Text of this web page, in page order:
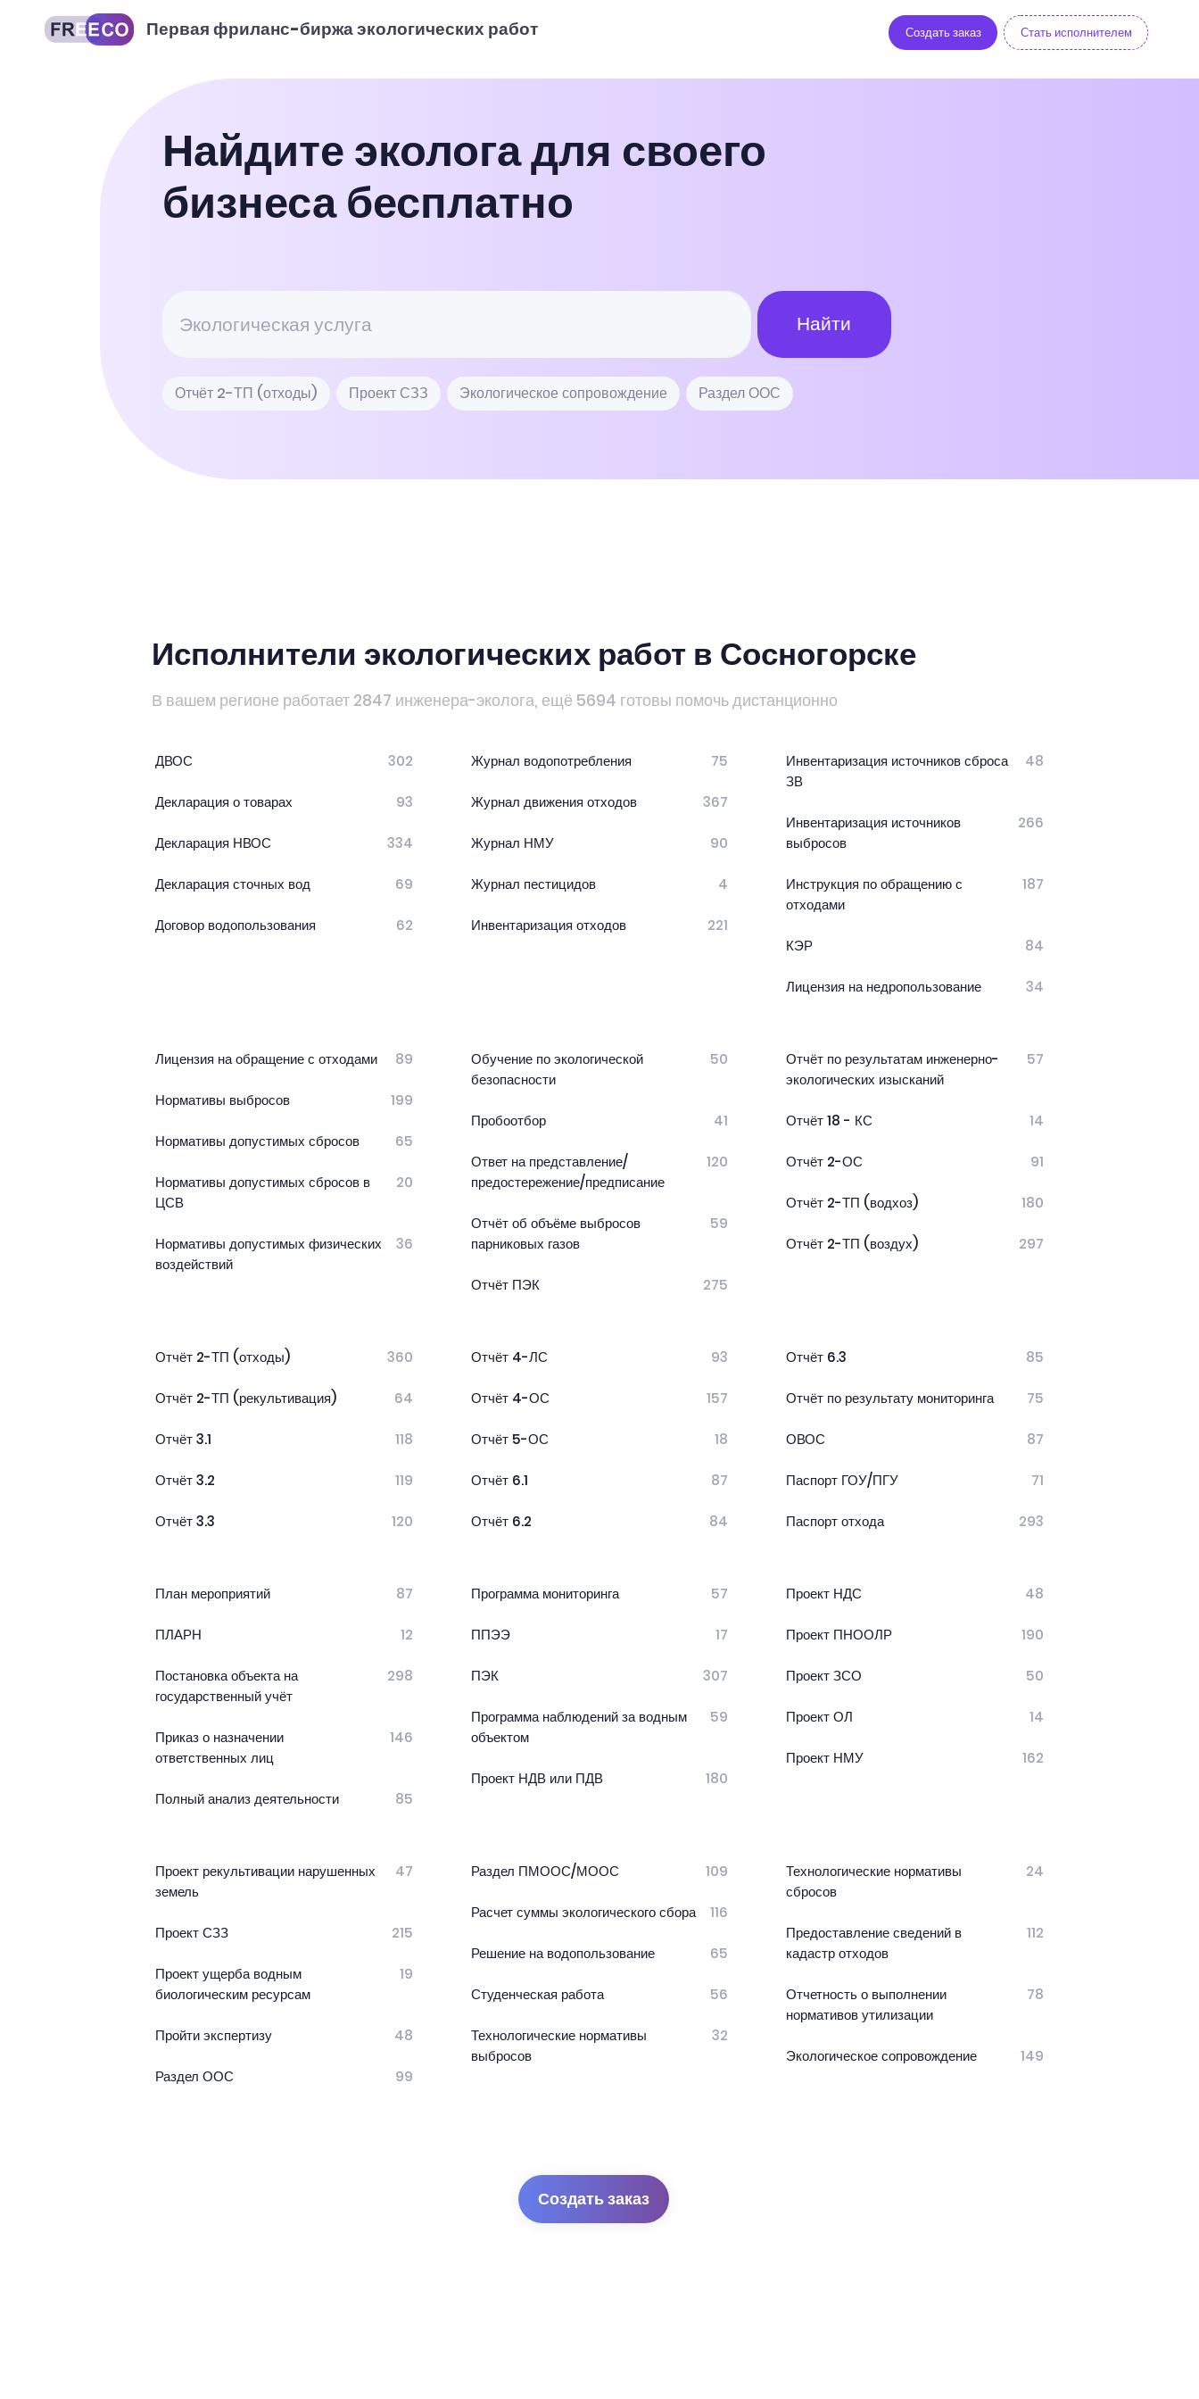
Первая фриланс-биржа экологических работ Создать заказ Стать исполнителем
Найдите эколога для своего
бизнеса бесплатно
Найти
Отчёт 2-ТП (отходы) Проект СЗЗ Экологическое сопровождение Раздел ООС
Исполнители экологических работ в Сосногорске
В вашем регионе работает 2847 инженера-эколога, ещё 5694 готовы помочь дистанционно
ДВОС 302
Декларация о товарах 93
Декларация НВОС 334
Декларация сточных вод 69
Договор водопользования 62
Журнал водопотребления 75
Журнал движения отходов 367
Журнал НМУ 90
Журнал пестицидов 4
Инвентаризация отходов 221
Инвентаризация источников сброса
ЗВ
48
Инвентаризация источников
выбросов
266
Инструкция по обращению с
отходами
187
КЭР 84
Лицензия на недропользование 34
Лицензия на обращение с отходами 89
Нормативы выбросов 199
Нормативы допустимых сбросов 65
Нормативы допустимых сбросов в
ЦСВ
20
Нормативы допустимых физических
воздействий
36
Обучение по экологической
безопасности
50
Пробоотбор 41
Ответ на представление/
предостережение/предписание
120
Отчёт об объёме выбросов
парниковых газов
59
Отчёт ПЭК 275
Отчёт по результатам инженерно-
экологических изысканий
57
Отчёт 18 - КС 14
Отчёт 2-ОС 91
Отчёт 2-ТП (водхоз) 180
Отчёт 2-ТП (воздух) 297
Отчёт 2-ТП (отходы) 360
Отчёт 2-ТП (рекультивация) 64
Отчёт 3.1 118
Отчёт 3.2 119
Отчёт 3.3 120
Отчёт 4-ЛС 93
Отчёт 4-ОС 157
Отчёт 5-ОС 18
Отчёт 6.1 87
Отчёт 6.2 84
Отчёт 6.3 85
Отчёт по результату мониторинга 75
ОВОС 87
Паспорт ГОУ/ПГУ 71
Паспорт отхода 293
План мероприятий 87
ПЛАРН 12
Постановка объекта на
государственный учёт
298
Приказ о назначении
ответственных лиц
146
Полный анализ деятельности 85
Программа мониторинга 57
ППЭЭ 17
ПЭК 307
Программа наблюдений за водным
объектом
59
Проект НДВ или ПДВ 180
Проект НДС 48
Проект ПНООЛР 190
Проект ЗСО 50
Проект ОЛ 14
Проект НМУ 162
Проект рекультивации нарушенных
земель
47
Проект СЗЗ 215
Проект ущерба водным
биологическим ресурсам
19
Пройти экспертизу 48
Раздел ООС 99
Раздел ПМООС/МООС 109
Расчет суммы экологического сбора 116
Решение на водопользование 65
Студенческая работа 56
Технологические нормативы
выбросов
32
Технологические нормативы
сбросов
24
Предоставление сведений в
кадастр отходов
112
Отчетность о выполнении
нормативов утилизации
78
Экологическое сопровождение 149
Создать заказ